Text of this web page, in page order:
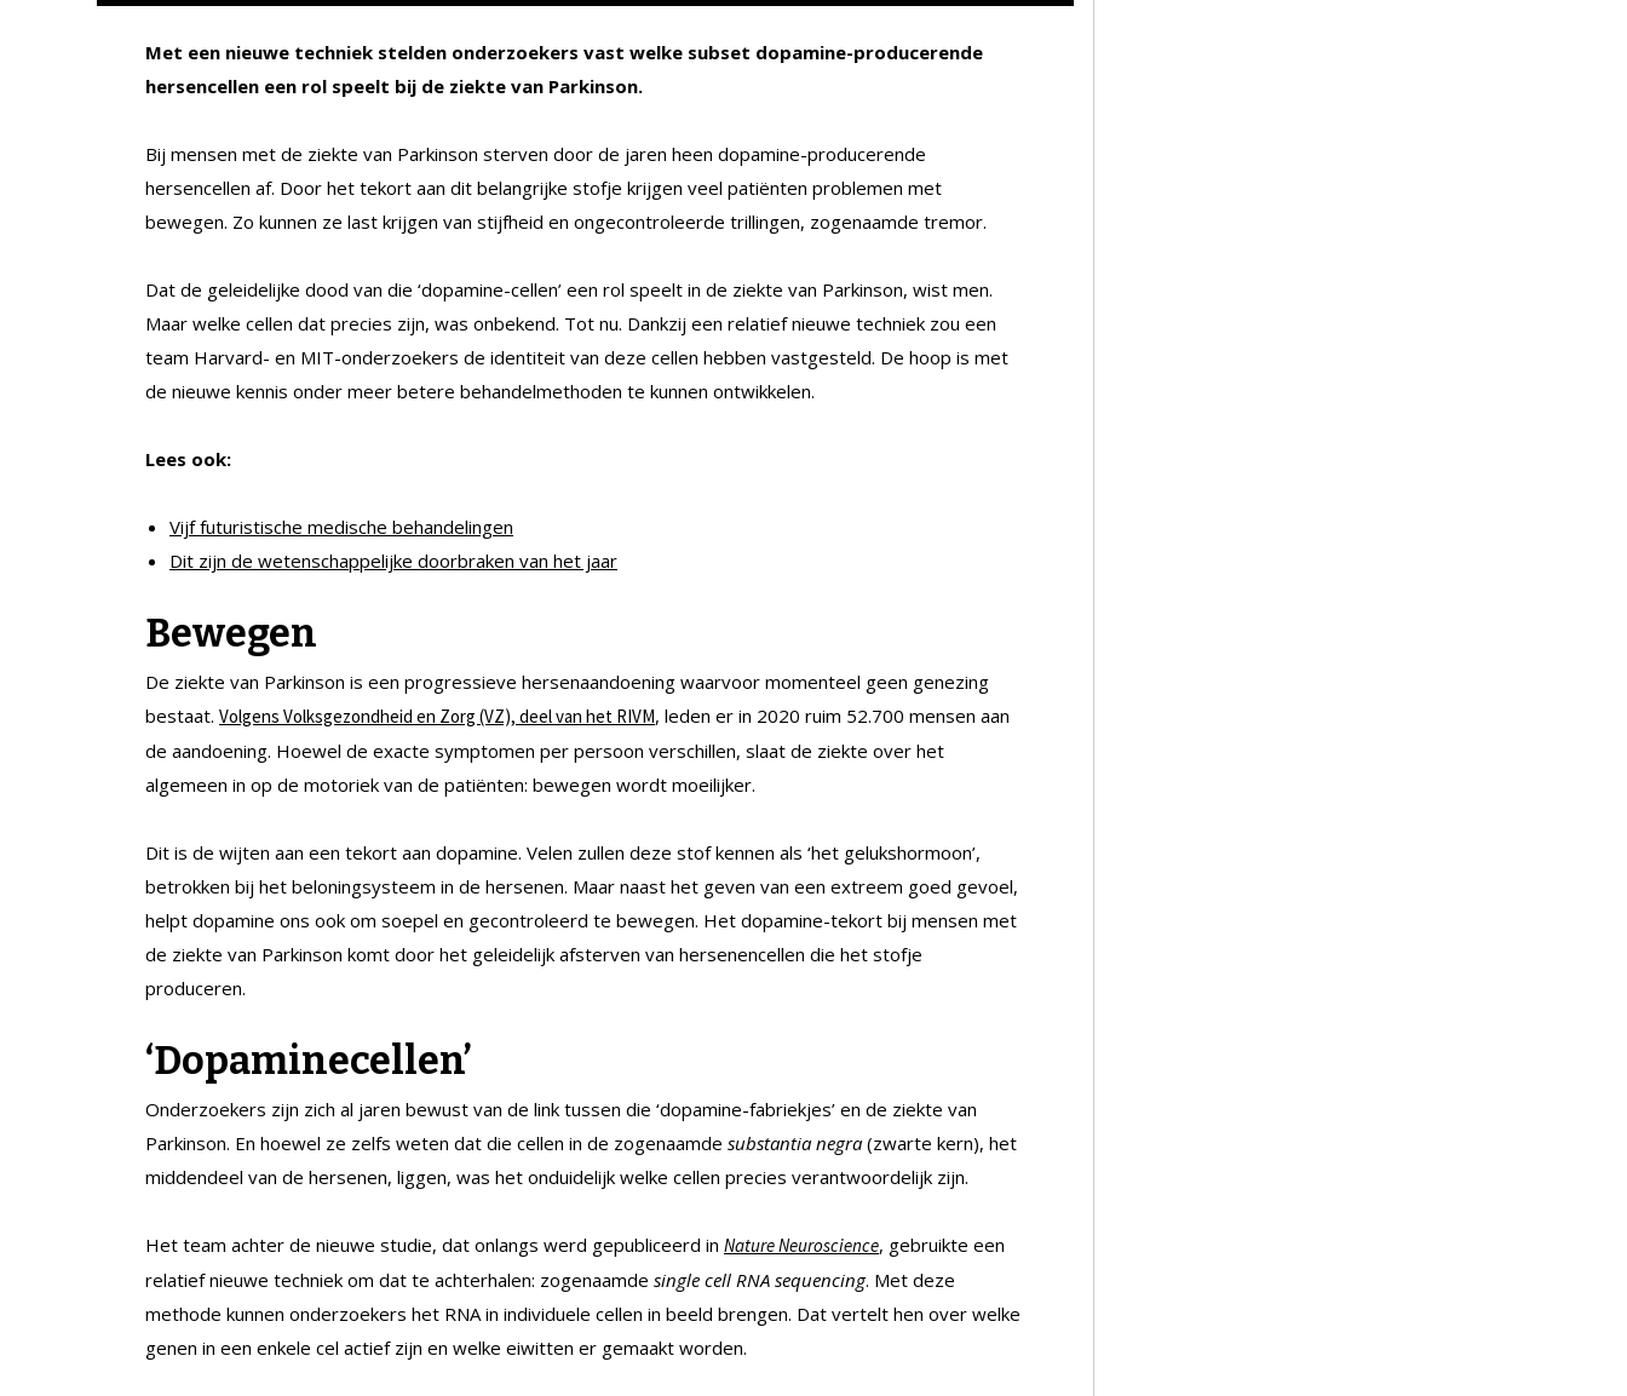
Met een nieuwe techniek stelden onderzoekers vast welke subset dopamine-producerende
hersencellen een rol speelt bij de ziekte van Parkinson.
Bij mensen met de ziekte van Parkinson sterven door de jaren heen dopamine-producerende
hersencellen af. Door het tekort aan dit belangrijke stofje krijgen veel patiënten problemen met
bewegen. Zo kunnen ze last krijgen van stijfheid en ongecontroleerde trillingen, zogenaamde tremor.
Dat de geleidelijke dood van die ‘dopamine-cellen’ een rol speelt in de ziekte van Parkinson, wist men.
Maar welke cellen dat precies zijn, was onbekend. Tot nu. Dankzij een relatief nieuwe techniek zou een
team Harvard- en MIT-onderzoekers de identiteit van deze cellen hebben vastgesteld. De hoop is met
de nieuwe kennis onder meer betere behandelmethoden te kunnen ontwikkelen.
Lees ook:
Vijf futuristische medische behandelingen
Dit zijn de wetenschappelijke doorbraken van het jaar
Bewegen
De ziekte van Parkinson is een progressieve hersenaandoening waarvoor momenteel geen genezing
bestaat. Volgens Volksgezondheid en Zorg (VZ), deel van het RIVM, leden er in 2020 ruim 52.700 mensen aan
de aandoening. Hoewel de exacte symptomen per persoon verschillen, slaat de ziekte over het
algemeen in op de motoriek van de patiënten: bewegen wordt moeilijker.
Dit is de wijten aan een tekort aan dopamine. Velen zullen deze stof kennen als ‘het gelukshormoon’,
betrokken bij het beloningsysteem in de hersenen. Maar naast het geven van een extreem goed gevoel,
helpt dopamine ons ook om soepel en gecontroleerd te bewegen. Het dopamine-tekort bij mensen met
de ziekte van Parkinson komt door het geleidelijk afsterven van hersenencellen die het stofje
produceren.
‘Dopaminecellen’
Onderzoekers zijn zich al jaren bewust van de link tussen die ‘dopamine-fabriekjes’ en de ziekte van
Parkinson. En hoewel ze zelfs weten dat die cellen in de zogenaamde substantia negra (zwarte kern), het
middendeel van de hersenen, liggen, was het onduidelijk welke cellen precies verantwoordelijk zijn.
Het team achter de nieuwe studie, dat onlangs werd gepubliceerd in Nature Neuroscience, gebruikte een
relatief nieuwe techniek om dat te achterhalen: zogenaamde single cell RNA sequencing. Met deze
methode kunnen onderzoekers het RNA in individuele cellen in beeld brengen. Dat vertelt hen over welke
genen in een enkele cel actief zijn en welke eiwitten er gemaakt worden.